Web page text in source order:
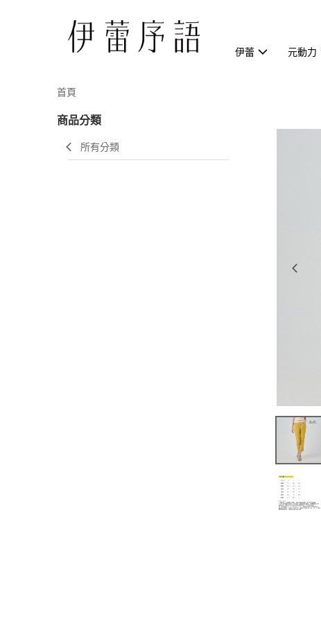
伊蕾 元動力
首頁
商品分類
所有分類